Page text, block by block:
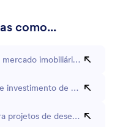
como...
imobiliário em Nova
investimento de uma
projetos de